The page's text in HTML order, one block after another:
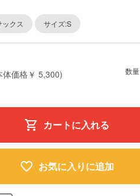
クス サイズ:S
体価格￥ 5,300) 数量
カートに入れる
お気に入りに追加